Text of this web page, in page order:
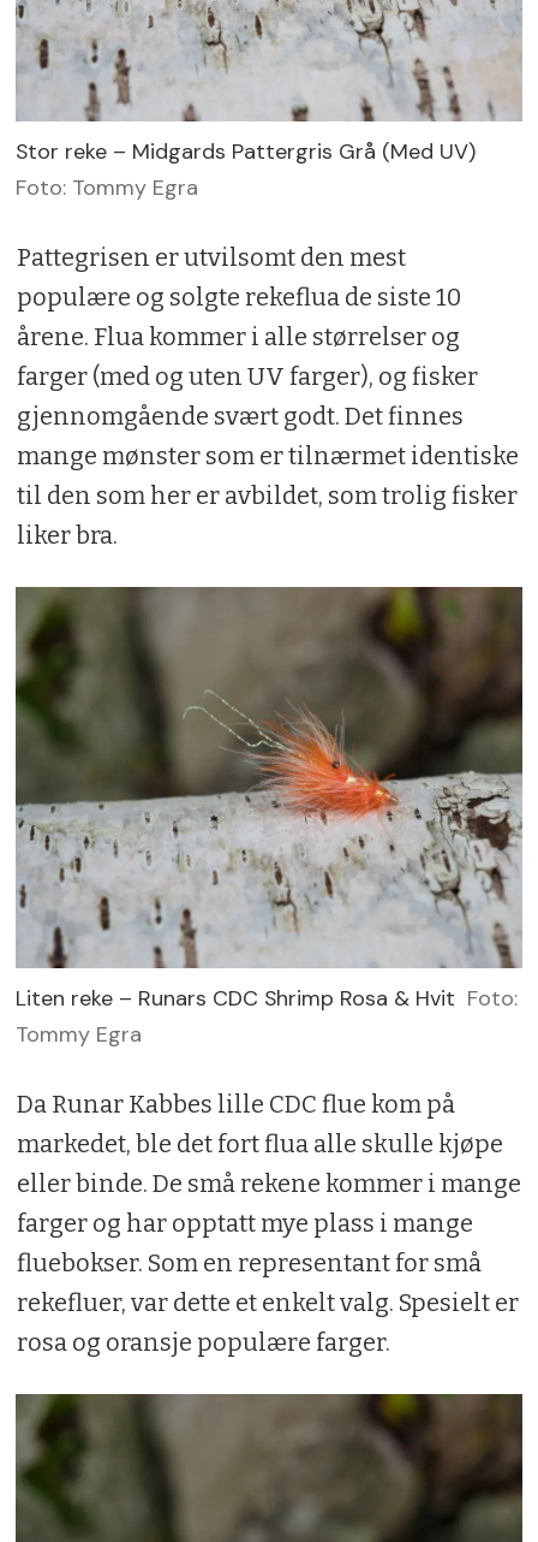
Stor reke – Midgards Pattergris Grå (Med UV)
Foto: Tommy Egra
Pattegrisen er utvilsomt den mest
populære og solgte rekeflua de siste 10
årene. Flua kommer i alle størrelser og
farger (med og uten UV farger), og fisker
gjennomgående svært godt. Det finnes
mange mønster som er tilnærmet identiske
til den som her er avbildet, som trolig fisker
liker bra.
Liten reke – Runars CDC Shrimp Rosa & Hvit Foto:
Tommy Egra
Da Runar Kabbes lille CDC flue kom på
markedet, ble det fort flua alle skulle kjøpe
eller binde. De små rekene kommer i mange
farger og har opptatt mye plass i mange
fluebokser. Som en representant for små
rekefluer, var dette et enkelt valg. Spesielt er
rosa og oransje populære farger.